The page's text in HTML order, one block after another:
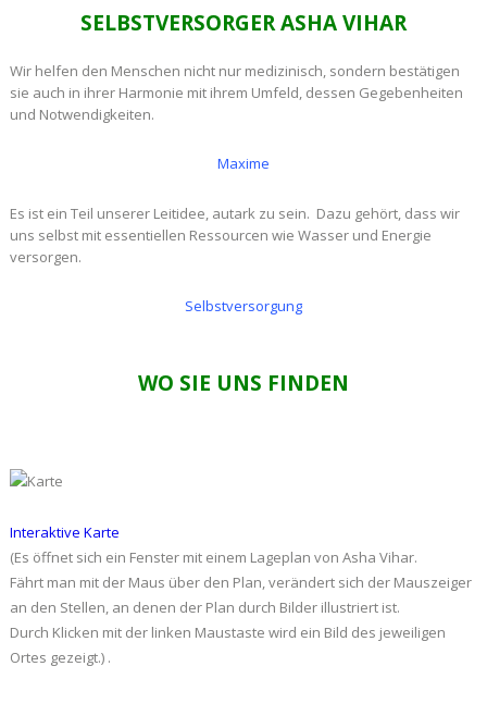
SELBSTVERSORGER ASHA VIHAR
Wir helfen den Menschen nicht nur medizinisch, sondern bestätigen
sie auch in ihrer Harmonie mit ihrem Umfeld, dessen Gegebenheiten
und Notwendigkeiten.
Maxime
Es ist ein Teil unserer Leitidee, autark zu sein. Dazu gehört, dass wir
uns selbst mit essentiellen Ressourcen wie Wasser und Energie
versorgen.
Selbstversorgung
WO SIE UNS FINDEN
Interaktive Karte
(Es öffnet sich ein Fenster mit einem Lageplan von Asha Vihar.
Fährt man mit der Maus über den Plan, verändert sich der Mauszeiger
an den Stellen, an denen der Plan durch Bilder illustriert ist.
Durch Klicken mit der linken Maustaste wird ein Bild des jeweiligen
Ortes gezeigt.) .